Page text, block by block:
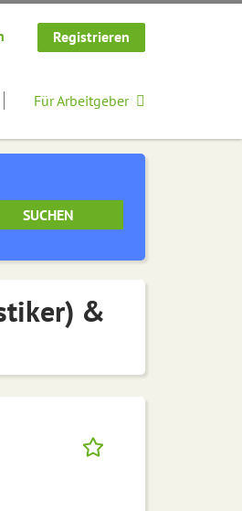
Registrieren
Für Arbeitgeber
&